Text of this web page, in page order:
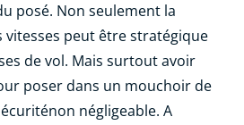
posé. Non seulement la
vitesses peut être stratégique
de vol. Mais surtout avoir
poser dans un mouchoir de
négligeable. A